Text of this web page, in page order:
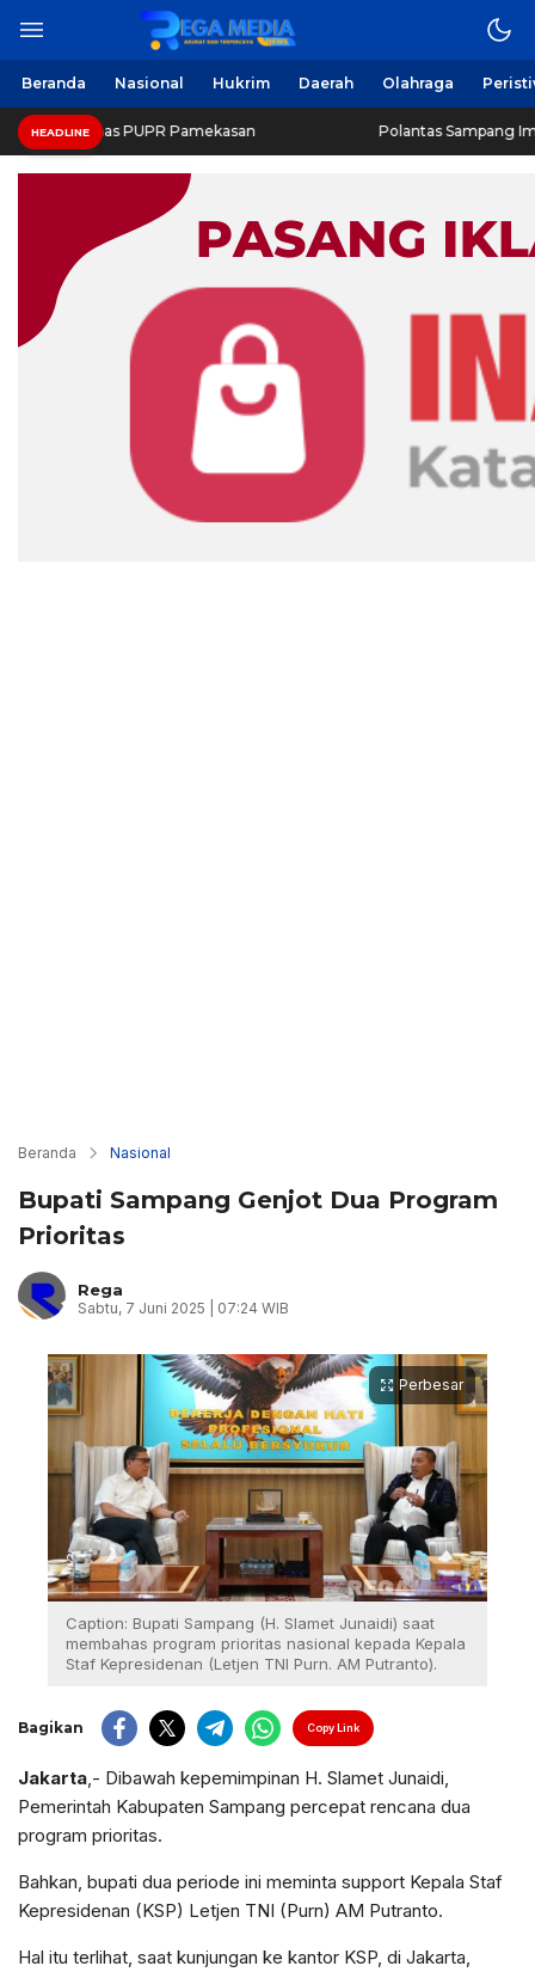
Beranda Nasional Hukrim Daerah Olahraga
HEADLINE
PUPR Pamekasan Polantas Sampang Imbau Latihan
Beranda Nasional
Bupati Sampang Genjot Dua Program
Prioritas
Rega
Sabtu, 7 Juni 2025 | 07:24 WIB
Perbesar
Caption: Bupati Sampang (H. Slamet Junaidi) saat
membahas program prioritas nasional kepada Kepala
Staf Kepresidenan (Letjen TNI Purn. AM Putranto).
Bagikan Copy Link
Jakarta ,- Dibawah kepemimpinan H. Slamet Junaidi,
Pemerintah Kabupaten Sampang percepat rencana dua
program prioritas.
Bahkan, bupati dua periode ini meminta support Kepala Staf
Kepresidenan (KSP) Letjen TNI (Purn) AM Putranto.
Hal itu terlihat, saat kunjungan ke kantor KSP, di Jakarta,